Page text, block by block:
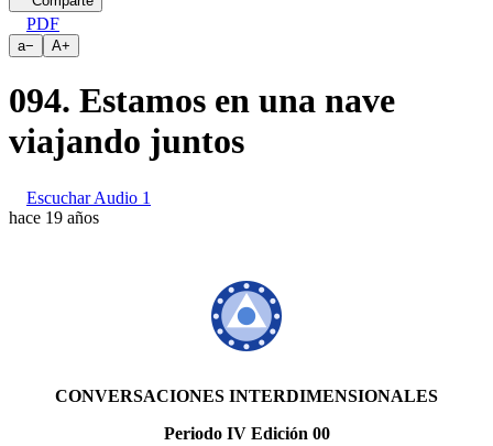
PDF
a− A+
094. Estamos en una nave
viajando juntos
Escuchar Audio 1
hace 19 años
CONVERSACIONES INTERDIMENSIONALES
Periodo IV Edición 00